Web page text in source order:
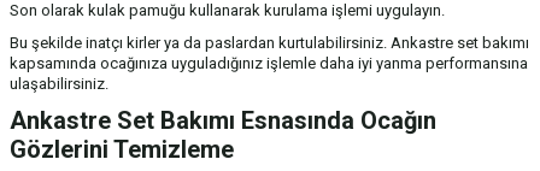
Son olarak kulak pamuğu kullanarak kurulama işlemi uygulayın.
Bu şekilde inatçı kirler ya da paslardan kurtulabilirsiniz. Ankastre set bakımı
kapsamında ocağınıza uyguladığınız işlemle daha iyi yanma performansına
ulaşabilirsiniz.
Ankastre Set Bakımı Esnasında Ocağın
Gözlerini Temizleme